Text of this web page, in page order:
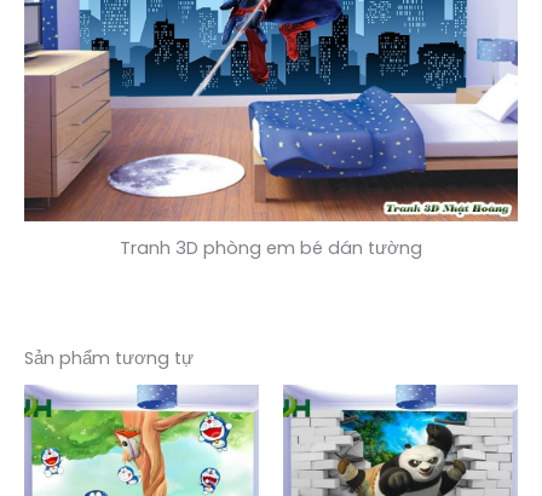
Tranh 3D phòng em bé dán tường
Sản phẩm tương tự